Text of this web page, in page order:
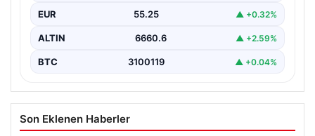
EUR 55.25 ▲ +0.32%
ALTIN 6660.6 ▲ +2.59%
BTC 3100119 ▲ +0.04%
Son Eklenen Haberler